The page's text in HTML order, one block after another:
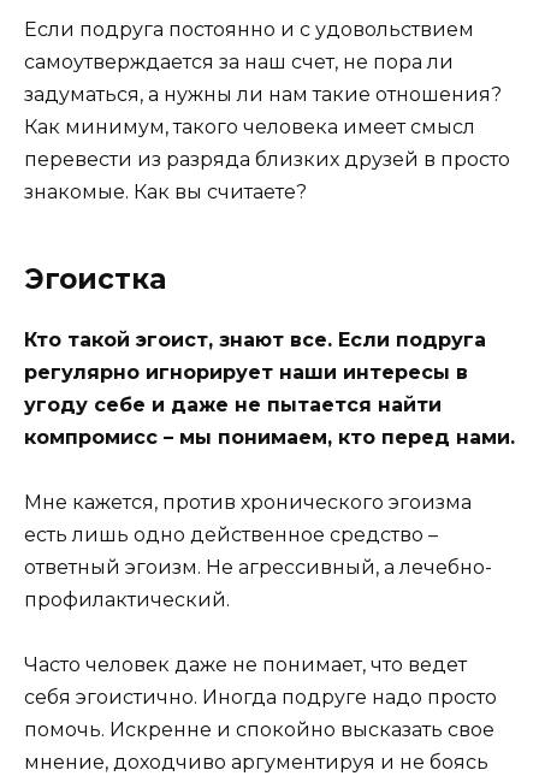
Если подруга постоянно и с удовольствием
самоутверждается за наш счет, не пора ли
задуматься, а нужны ли нам такие отношения?
Как минимум, такого человека имеет смысл
перевести из разряда близких друзей в просто
знакомые. Как вы считаете?
Эгоистка
Кто такой эгоист, знают все. Если подруга
регулярно игнорирует наши интересы в
угоду себе и даже не пытается найти
компромисс – мы понимаем, кто перед нами.
Мне кажется, против хронического эгоизма
есть лишь одно действенное средство –
ответный эгоизм. Не агрессивный, а лечебно-
профилактический.
Часто человек даже не понимает, что ведет
себя эгоистично. Иногда подруге надо просто
помочь. Искренне и спокойно высказать свое
мнение, доходчиво аргументируя и не боясь